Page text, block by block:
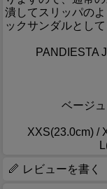
潰してスリッパの
ックサンダルとし
PANDIESTA
ベージ
XXS(23.0cm) /
レビューを書く